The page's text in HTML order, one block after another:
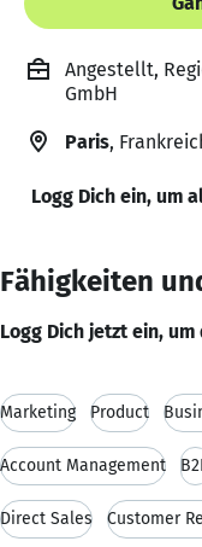
Angestellt,
GmbH
Paris,
Logg Dich ein, um
Fähigkeiten
Logg Dich jetzt ein,
Marketing Product
Account Management
Direct Sales Customer